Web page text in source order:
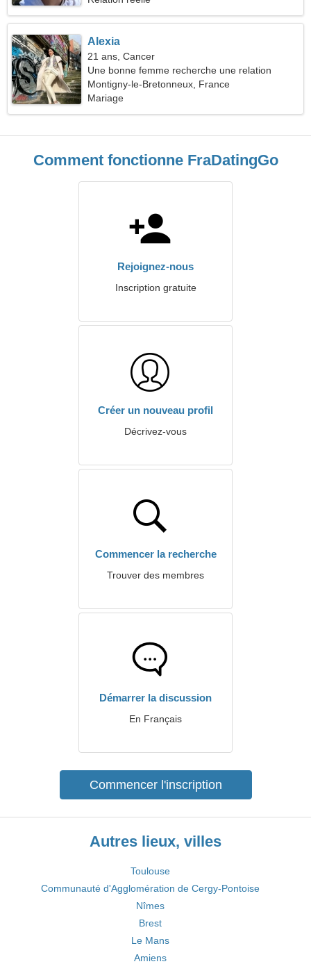
Alexia
21 ans, Cancer
Une bonne femme recherche une relation
durable
Montigny-le-Bretonneux, France
Mariage
Comment fonctionne FraDatingGo
Rejoignez-nous
Inscription gratuite
Créer un nouveau profil
Décrivez-vous
Commencer la recherche
Trouver des membres
Démarrer la discussion
En Français
Commencer l'inscription
Autres lieux, villes
Toulouse
Communauté d'Agglomération de Cergy-Pontoise
Nîmes
Brest
Le Mans
Amiens